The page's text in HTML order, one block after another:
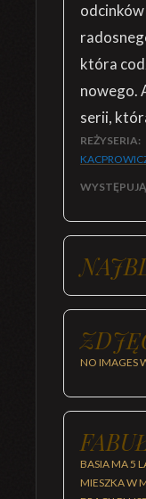
która
nowego.
serii,
REŻYSERIA:
NO IMAGES
BASIA MA 5
MIESZKA W